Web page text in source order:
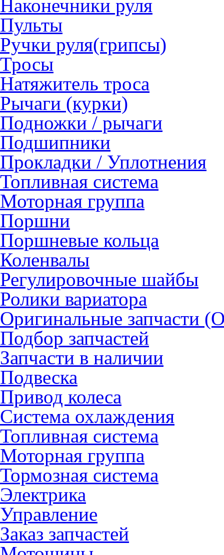
Наконечники руля
Пульты
Ручки руля(грипсы)
Тросы
Натяжитель троса
Рычаги (курки)
Подножки / рычаги
Подшипники
Прокладки / Уплотнения
Топливная система
Моторная группа
Поршни
Поршневые кольца
Коленвалы
Регулировочные шайбы
Ролики вариатора
Оригинальные запчасти
Подбор запчастей
Запчасти в наличии
Подвеска
Привод колеса
Система охлаждения
Топливная система
Моторная группа
Тормозная система
Электрика
Управление
Заказ запчастей